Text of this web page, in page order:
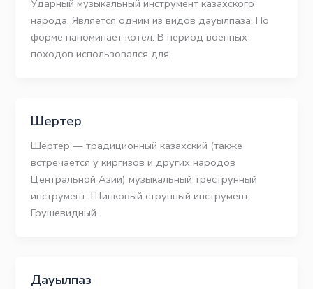
Ударный музыкальный инструмент казахского
народа. Является одним из видов дауылпаза. По
форме напоминает котёл. В период военных
походов использовался для
Шертер
Шертер — традиционный казахский (также
встречается у киргизов и других народов
Центральной Азии) музыкальный треструнный
инструмент. Щипковый струнный инструмент.
Грушевидный
Дауылпаз